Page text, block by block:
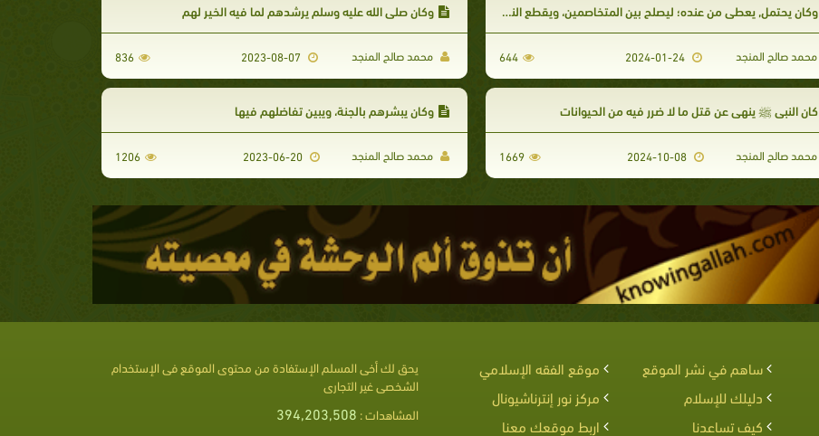
وكان يحتمل, يعطي من عنده؛ ليصلح بين المتخاصمين، ويقطع النزاع والخصومة
محمد صالح المنجد 2024-01-24
644
وكان صلى الله عليه وسلم يرشدهم لما فيه الخير لهم
محمد صالح المنجد 836
كان النبي ﷺ ينهي عن قتل ما لا ضرر فيه من الحيوانات
محمد صالح المنجد 2024-10-08
1669
وكان يبشرهم بالجنة، ويبين تفاضلهم فيها
محمد صالح المنجد 2023-06-20
1206
ساهم في نشر الموقع
موقع الفقه الإسلامي
دليلك للإسلام
مركز نور إنترناشيونال
كيف تساعدنا
اربط موقعك معنا
يحق لك أخى المسلم الإستفادة من محتوى الموقع فى الإستخدام
الشخصى غير التجارى
المشاهدات : 394,203,508